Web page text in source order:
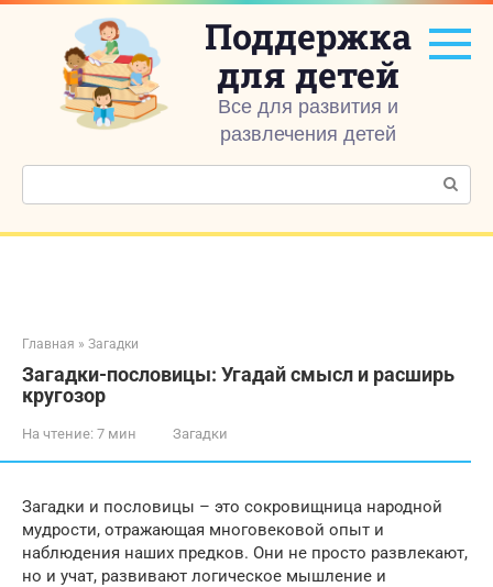
Перейти
контенту
Поддержка
для детей
Все для развития и
развлечения детей
Поиск:
Главная » Загадки
Загадки-пословицы: Угадай смысл и расширь
кругозор
На чтение: 7 мин Загадки
Загадки и пословицы – это сокровищница народной
мудрости, отражающая многовековой опыт и
наблюдения наших предков. Они не просто развлекают,
но и учат, развивают логическое мышление и